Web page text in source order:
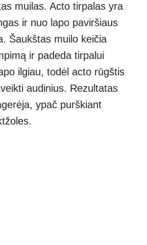
muilas. Acto tirpalas yra
ir nuo lapo paviršiaus
Šaukštas muilo keičia
ir padeda tirpalui
ilgiau, todėl acto rūgštis
audinius. Rezultatas
ypač purškiant